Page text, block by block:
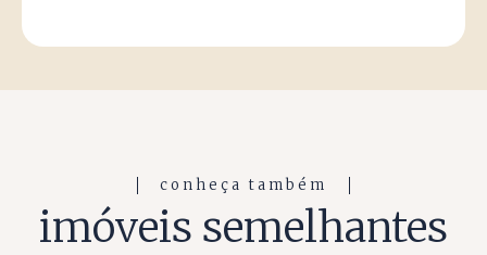
conheça também
imóveis semelhantes